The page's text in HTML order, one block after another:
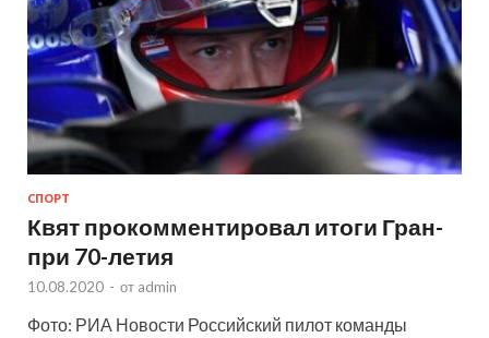
СПОРТ
Квят прокомментировал итоги Гран-
при 70-летия
10.08.2020 - от admin
Фото: РИА Новости Российский пилот команды